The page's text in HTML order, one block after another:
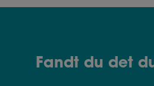
Fandt du det